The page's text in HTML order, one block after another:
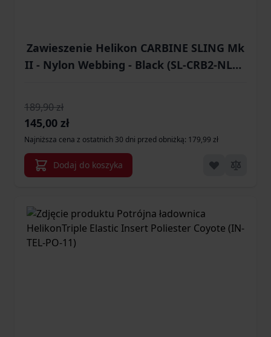
Zawieszenie Helikon CARBINE SLING Mk
II - Nylon Webbing - Black (SL-CRB2-NLW-
189,90 zł
Cena promocyjna
145,00 zł
Najniższa cena z ostatnich 30 dni przed obniżką: 179,99 zł
Dodaj do koszyka